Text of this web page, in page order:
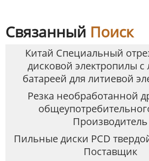
Связанный Поиск
Китай Специальный
дисковой электропилы с
батареей для литиевой
Резка необработанной
Производитель
Пильные диски PCD
Поставщик